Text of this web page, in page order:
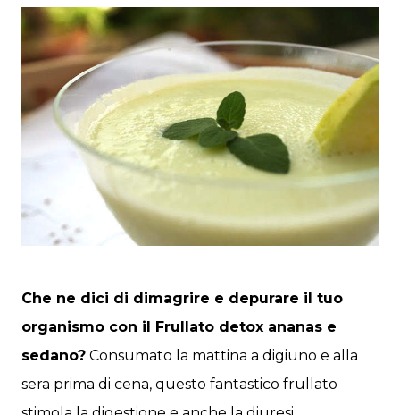
Che ne dici di dimagrire e depurare il tuo
organismo con il Frullato detox ananas e
sedano? Consumato la mattina a digiuno e alla
sera prima di cena, questo fantastico frullato